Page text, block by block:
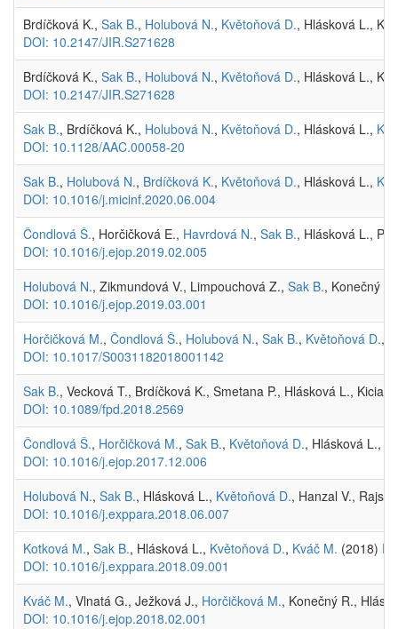
Brdíčková K., Sak B., Holubová N., Květoňová D., Hlásková L.,
DOI: 10.2147/JIR.S271628
Brdíčková K., Sak B., Holubová N., Květoňová D., Hlásková L.,
DOI: 10.2147/JIR.S271628
Sak B., Brdíčková K., Holubová N., Květoňová D., Hlásková L.,
DOI: 10.1128/AAC.00058-20
Sak B., Holubová N., Brdíčková K., Květoňová D., Hlásková L.,
DOI: 10.1016/j.micinf.2020.06.004
Čondlová Š., Horčičková E., Havrdová N., Sak B., Hlásková L.,
DOI: 10.1016/j.ejop.2019.02.005
Holubová N., Zikmundová V., Limpouchová Z., Sak B., Konečný
DOI: 10.1016/j.ejop.2019.03.001
Horčičková M., Čondlová Š., Holubová N., Sak B., Květoňová D.,
DOI: 10.1017/S0031182018001142
Sak B., Vecková T., Brdíčková K., Smetana P., Hlásková L., Kicia
DOI: 10.1089/fpd.2018.2569
Čondlová Š., Horčičková M., Sak B., Květoňová D., Hlásková L.,
DOI: 10.1016/j.ejop.2017.12.006
Holubová N., Sak B., Hlásková L., Květoňová D., Hanzal V.,
DOI: 10.1016/j.exppara.2018.06.007
Kotková M., Sak B., Hlásková L., Květoňová D., Kváč M. (2018)
DOI: 10.1016/j.exppara.2018.09.001
Kváč M., Vlnatá G., Ježková J., Horčičková M., Konečný R.,
DOI: 10.1016/j.ejop.2018.02.001